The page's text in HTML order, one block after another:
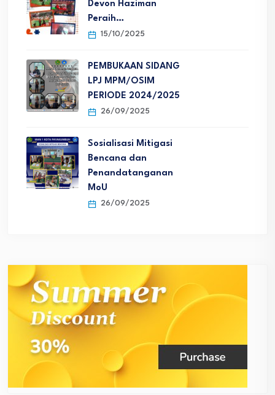
Devon Haziman
Peraih…
15/10/2025
PEMBUKAAN SIDANG
LPJ MPM/OSIM
PERIODE 2024/2025
26/09/2025
Sosialisasi Mitigasi
Bencana dan
Penandatanganan
MoU
26/09/2025